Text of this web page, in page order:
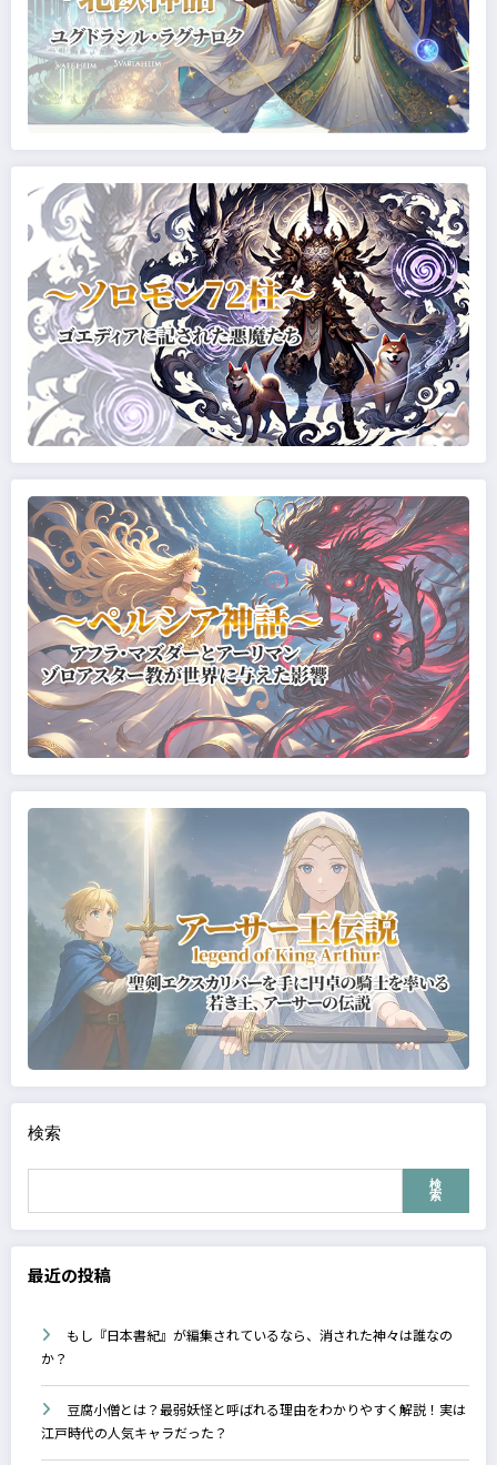
検索
検
索
最近の投稿
もし『日本書紀』が編集されているなら、消された神々は誰なの
か？
豆腐小僧とは？最弱妖怪と呼ばれる理由をわかりやすく解説！実は
江戸時代の人気キャラだった？